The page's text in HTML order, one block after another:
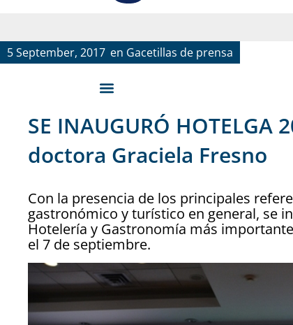
5 September, 2017 en Gacetillas de prensa
SE INAUGURÓ HOTELGA
doctora Graciela Fresno
Con la presencia de los principales
gastronómico y turístico en general, se
Hotelería y Gastronomía más
el 7 de septiembre.